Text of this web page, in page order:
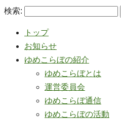
検索:
トップ
お知らせ
ゆめこらぼの紹介
ゆめこらぼとは
運営委員会
ゆめこらぼ通信
ゆめこらぼの活動